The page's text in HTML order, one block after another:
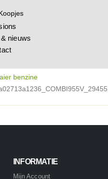
nieuws
benzine
INFORMATIE
Mijn Account